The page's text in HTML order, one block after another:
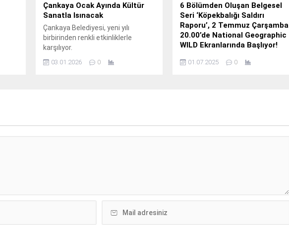
Çankaya Ocak Ayında Kültür
Sanatla Isınacak
Çankaya Belediyesi, yeni yılı
birbirinden renkli etkinliklerle
karşılıyor.
03.01.2026 0
6 Bölümden Oluşan Belgesel
Seri ‘Köpekbalığı Saldırı
Raporu’, 2 Temmuz Çarşamba
20.00’de National Geographic
WILD Ekranlarında Başlıyor!
çözümleyen; teorileri test edip
kesen bir yolculuğa çıkarıyor.
01.07.2025 0